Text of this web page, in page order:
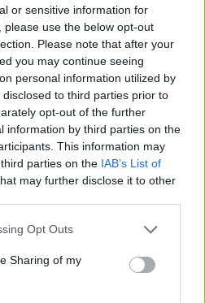
or sensitive information for
use the below opt-out
Please note that after your
you may continue seeing
personal information utilized by
to third parties prior to
opt-out of the further
information by third parties on the
This information may
parties on the IAB’s List of
may further disclose it to other
Opt Outs
Sharing of my